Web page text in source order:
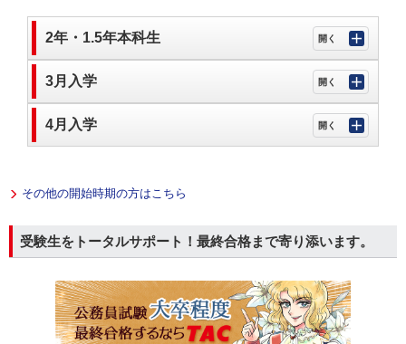
2年・1.5年本科生
3月入学
4月入学
その他の開始時期の方はこちら
受験生をトータルサポート！最終合格まで寄り添います。